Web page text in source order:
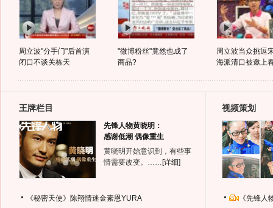
周立波"分手门"后首演
闭口不谈关栋天
"微博粉丝"竟然也成了
商品?
周立波当众挑逗
海派清口被邀上
王牌栏目
先锋人物黄晓明：
感谢低潮 偶像重生
黄晓明开始意识到，有些事
情需要改变。…… [详细]
《秘密天使》陈翔情迷金素恩YURA
视频策划
《先锋